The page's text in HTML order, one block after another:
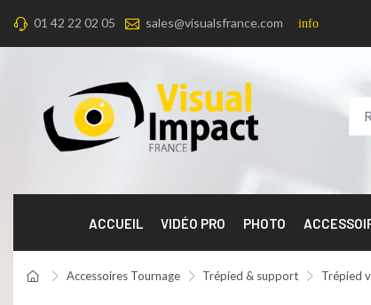
01 42 22 02 05 sales@visualsfrance.com info
ACCUEIL VIDÉO PRO PHOTO
Accessoires Tournage Trépied & support Trépied